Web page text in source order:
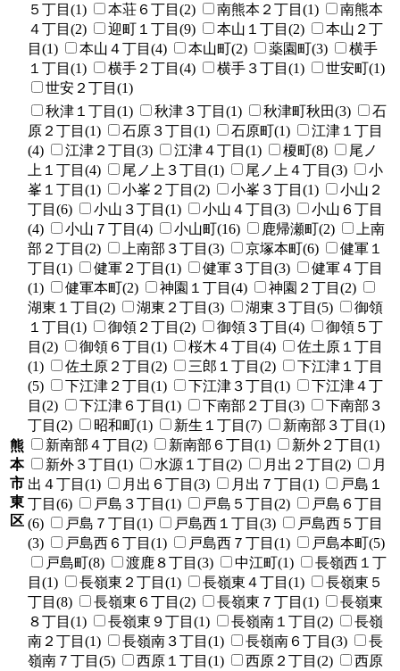
５丁目(1)
本荘６丁目(2) 南熊本２丁目(1)
南熊本
４丁目(2)
迎町１丁目(9) 本山１丁目(2)
本山２丁
目(1)
本山４丁目(4) 本山町(2) 薬園町(3)
横手
１丁目(1)
横手２丁目(4) 横手３丁目(1)
世安町(1)
世安２丁目(1)
熊
本
市
東
区
秋津１丁目(1) 秋津３丁目(1) 秋津町秋田(3)
石
原２丁目(1)
石原３丁目(1) 石原町(1)
江津１丁目
(4)
江津２丁目(3) 江津４丁目(1) 榎町(8)
尾ノ
上１丁目(4)
尾ノ上３丁目(1) 尾ノ上４丁目(3)
小
峯１丁目(1)
小峯２丁目(2) 小峯３丁目(1)
小山２
丁目(6)
小山３丁目(1) 小山４丁目(3)
小山６丁目
(4)
小山７丁目(4) 小山町(16) 鹿帰瀬町(2)
上南
部２丁目(2)
上南部３丁目(3) 京塚本町(6)
健軍１
丁目(1)
健軍２丁目(1) 健軍３丁目(3)
健軍４丁目
(1)
健軍本町(2) 神園１丁目(4)
神園２丁目(2)
湖東１丁目(2)
湖東２丁目(3) 湖東３丁目(5)
御領
１丁目(1)
御領２丁目(2) 御領３丁目(4)
御領５丁
目(2)
御領６丁目(1) 桜木４丁目(4)
佐土原１丁目
(1)
佐土原２丁目(2) 三郎１丁目(2)
下江津１丁目
(5)
下江津２丁目(1) 下江津３丁目(1)
下江津４丁
目(2)
下江津６丁目(1) 下南部２丁目(3)
下南部３
丁目(2)
昭和町(1) 新生１丁目(7)
新南部３丁目(1)
新南部４丁目(2)
新南部６丁目(1)
新外２丁目(1)
新外３丁目(1)
水源１丁目(2) 月出２丁目(2)
月
出４丁目(1)
月出６丁目(3) 月出７丁目(1)
戸島１
丁目(6)
戸島３丁目(1) 戸島５丁目(2)
戸島６丁目
(6)
戸島７丁目(1) 戸島西１丁目(3)
戸島西５丁目
(3)
戸島西６丁目(1) 戸島西７丁目(1)
戸島本町(5)
戸島町(8)
渡鹿８丁目(3) 中江町(1)
長嶺西１丁
目(1)
長嶺東２丁目(1) 長嶺東４丁目(1)
長嶺東５
丁目(8)
長嶺東６丁目(2) 長嶺東７丁目(1)
長嶺東
８丁目(1)
長嶺東９丁目(1) 長嶺南１丁目(2)
長嶺
南２丁目(1)
長嶺南３丁目(1) 長嶺南６丁目(3)
長
嶺南７丁目(5)
西原１丁目(1) 西原２丁目(2)
西原